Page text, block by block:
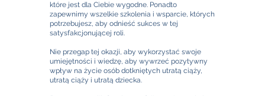
które jest dla Ciebie wygodne. Ponadto
zapewnimy wszelkie szkolenia i wsparcie, których
potrzebujesz, aby odnieść sukces w tej
satysfakcjonującej roli.
Nie przegap tej okazji, aby wykorzystać swoje
umiejętności i wiedzę, aby wywrzeć pozytywny
wpływ na życie osób dotkniętych utratą ciąży,
utratą ciąży i utratą dziecka.